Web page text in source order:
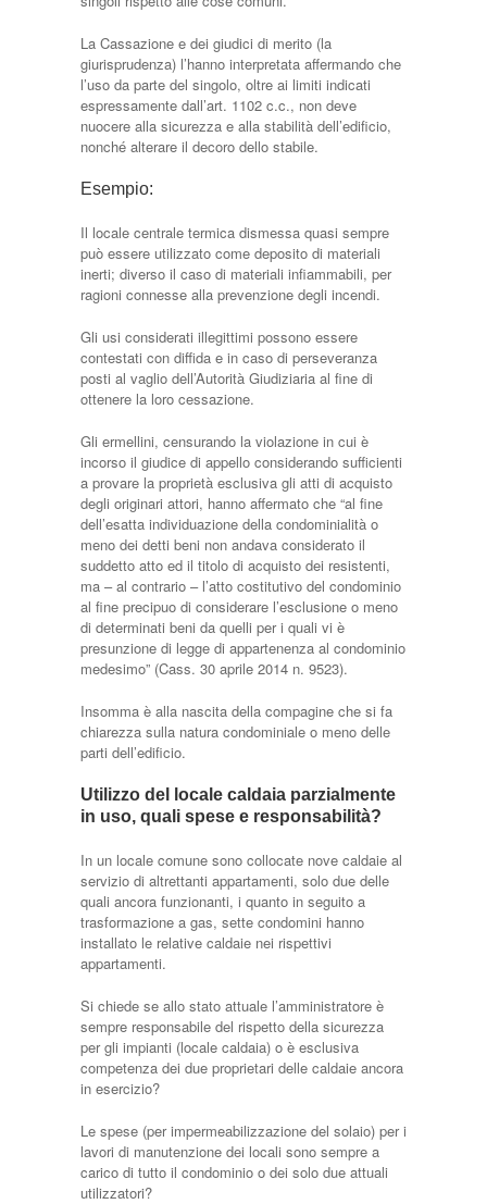
La Cassazione e dei giudici di merito (la
giurisprudenza) l’hanno interpretata affermando che
l’uso da parte del singolo, oltre ai limiti indicati
espressamente dall’art. 1102 c.c., non deve
nuocere alla sicurezza e alla stabilità dell’edificio,
nonché alterare il decoro dello stabile.
Esempio:
Il locale centrale termica dismessa quasi sempre
può essere utilizzato come deposito di materiali
inerti; diverso il caso di materiali infiammabili, per
ragioni connesse alla prevenzione degli incendi.
Gli usi considerati illegittimi possono essere
contestati con diffida e in caso di perseveranza
posti al vaglio dell’Autorità Giudiziaria al fine di
ottenere la loro cessazione.
Gli ermellini, censurando la violazione in cui è
incorso il giudice di appello considerando sufficienti
a provare la proprietà esclusiva gli atti di acquisto
degli originari attori, hanno affermato che “al fine
dell’esatta individuazione della condominialità o
meno dei detti beni non andava considerato il
suddetto atto ed il titolo di acquisto dei resistenti,
ma – al contrario – l’atto costitutivo del condominio
al fine precipuo di considerare l’esclusione o meno
di determinati beni da quelli per i quali vi è
presunzione di legge di appartenenza al condominio
medesimo” (Cass. 30 aprile 2014 n. 9523).
Insomma è alla nascita della compagine che si fa
chiarezza sulla natura condominiale o meno delle
parti dell’edificio.
Utilizzo del locale caldaia parzialmente
in uso, quali spese e responsabilità?
In un locale comune sono collocate nove caldaie al
servizio di altrettanti appartamenti, solo due delle
quali ancora funzionanti, i quanto in seguito a
trasformazione a gas, sette condomini hanno
installato le relative caldaie nei rispettivi
appartamenti.
Si chiede se allo stato attuale l’amministratore è
sempre responsabile del rispetto della sicurezza
per gli impianti (locale caldaia) o è esclusiva
competenza dei due proprietari delle caldaie ancora
in esercizio?
Le spese (per impermeabilizzazione del solaio) per i
lavori di manutenzione dei locali sono sempre a
carico di tutto il condominio o dei solo due attuali
utilizzatori?